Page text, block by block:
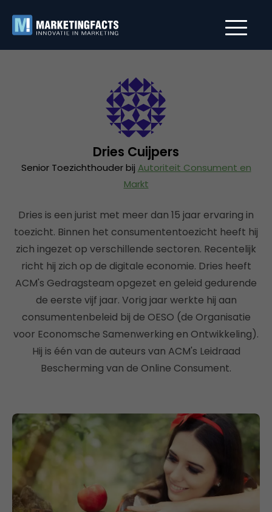
Dries Cuijpers
Senior Toezichthouder bij Autoriteit Consument en
Markt
Dries is een jurist met meer dan 15 jaar ervaring in
toezicht. Binnen het consumententoezicht heeft hij
zich ingezet op verschillende sectoren. Recentelijk
richt hij zich op de digitale economie. Dries heeft
ACM's Gedragsteam opgezet en geleid gedurende
de eerste vijf jaar. Vorig jaar werkte hij aan
consumentenbeleid bij de OESO (de Organisatie
voor Economsche Samenwerking en Ontwikkeling).
Hij is één van de auteurs van ACM's Leidraad
Bescherming van de Online Consument.